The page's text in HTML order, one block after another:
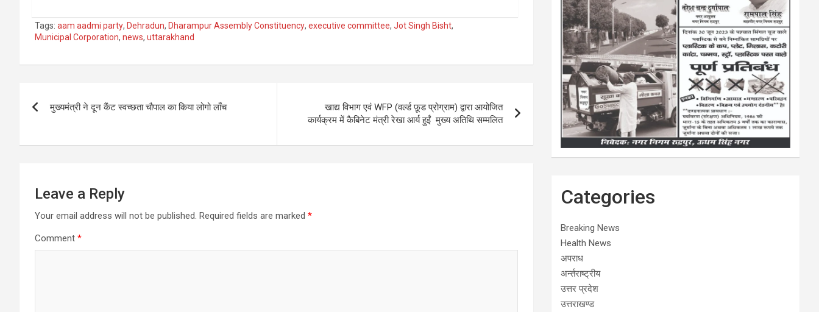
Tags: aam aadmi party, Dehradun, Dharampur Assembly Constituency, executive committee, Jot Singh Bisht,
Municipal Corporation, news, uttarakhand
s
मुख्यमंत्री ने दून कैंट स्वच्छता चौपाल का किया लोगो लाँच
खाद्य विभाग एवं WFP (वर्ल्ड फ़ूड प्रोग्राम) द्वारा आयोजित
कार्यक्रम में कैबिनेट मंत्री रेखा आर्य हुईं मुख्य अतिथि सम्मलित
Leave a Reply
Your email address will not be published. Required fields are marked *
Comment *
Categories
Breaking News
Health News
अपराध
अर्न्तराष्ट्रीय
उत्तर प्रदेश
उत्तराखण्ड